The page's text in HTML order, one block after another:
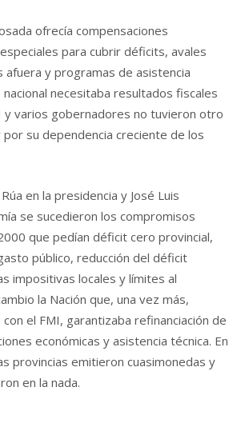
ofrecía compensaciones
para cubrir déficits, avales
y programas de asistencia
nacional necesitaba resultados fiscales
y varios gobernadores no tuvieron otro
su dependencia creciente de los
en la presidencia y José Luis
se sucedieron los compromisos
que pedían déficit cero provincial,
público, reducción del déficit
impositivas locales y límites al
la Nación que, una vez más,
el FMI, garantizaba refinanciación de
económicas y asistencia técnica. En
provincias emitieron cuasimonedas y
en la nada.